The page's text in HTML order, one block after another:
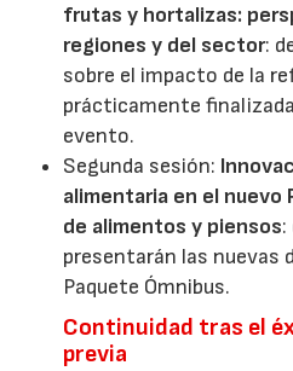
frutas y hortalizas:
regiones y del sector:
sobre el impacto de la
prácticamente
evento.
Segunda sesión:
alimentaria en el nuevo
de alimentos y piensos
presentarán las nuevas
Paquete Ómnibus.
Continuidad tras el
previa